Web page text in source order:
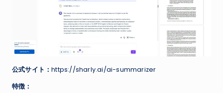
公式サイト：https://sharly.ai/ai-summarizer
特徴：